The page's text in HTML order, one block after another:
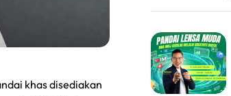
khas disediakan